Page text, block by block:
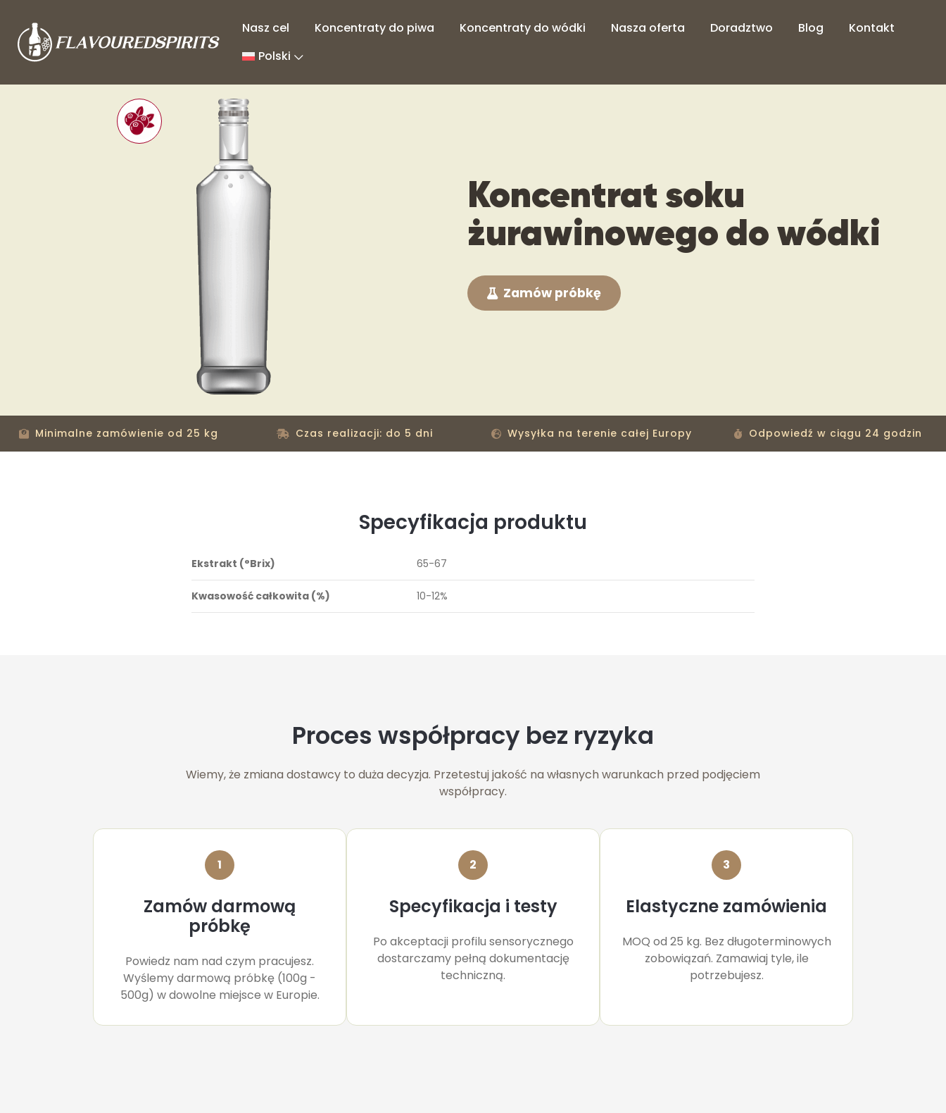
Nasz cel Koncentraty do piwa Koncentraty do wódki Nasza oferta Doradztwo Blog
Kontakt
Polski
Koncentrat soku
żurawinowego do wódki
Zamów próbkę
Minimalne zamówienie od 25 kg Czas realizacji: do 5 dni Wysyłka na terenie całej Europy Odpowiedź w ciągu 24 godzin
Specyfikacja produktu
Ekstrakt (°Brix) 65-67
Kwasowość całkowita (%) 10-12%
Proces współpracy bez ryzyka
Wiemy, że zmiana dostawcy to duża decyzja. Przetestuj jakość na własnych warunkach przed podjęciem
współpracy.
1
Zamów darmową
próbkę
Powiedz nam nad czym pracujesz.
Wyślemy darmową próbkę (100g -
500g) w dowolne miejsce w Europie.
2
Specyfikacja i testy
Po akceptacji profilu sensorycznego
dostarczamy pełną dokumentację
techniczną.
3
Elastyczne zamówienia
MOQ od 25 kg. Bez długoterminowych
zobowiązań. Zamawiaj tyle, ile
potrzebujesz.